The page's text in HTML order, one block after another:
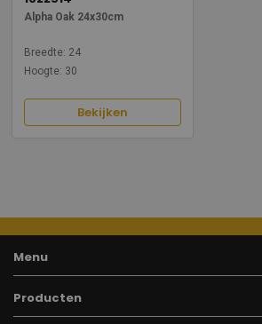
Alpha Oak 24x30cm
Breedte: 24
Hoogte: 30
Bekijken
Menu
Producten